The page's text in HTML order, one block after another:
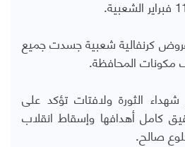
كرنفالية شعبية جسدت جميع
مكونات المحافظة.
الثورة ولافتات تؤكد على
كامل أهدافها وإسقاط انقلاب
صالح.